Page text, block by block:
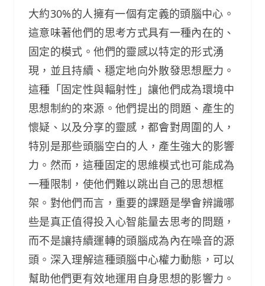
大約30%的人擁有一個有定義的頭腦中心。
這意味著他們的思考方式具有一種內在的、
固定的模式。他們的靈感以特定的形式湧
現，並且持續、穩定地向外散發思想壓力。
這種「固定性與輻射性」讓他們成為環境中
思想制約的來源。他們提出的問題、產生的
懷疑、以及分享的靈感，都會對周圍的人，
特別是那些頭腦空白的人，產生強大的影響
力。然而，這種固定的思維模式也可能成為
一種限制，使他們難以跳出自己的思想框
架。對他們而言，重要的課題是學會辨識哪
些是真正值得投入心智能量去思考的問題，
而不是讓持續運轉的頭腦成為內在噪音的源
頭。深入理解這種頭腦中心權力動態，可以
幫助他們更有效地運用自身思想的影響力。